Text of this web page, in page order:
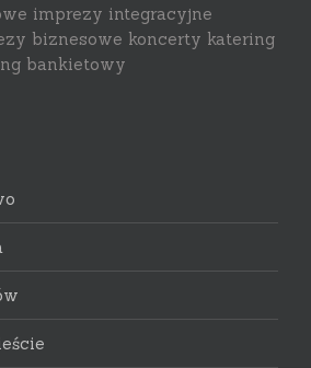
imprezy integracyjne
biznesowe koncerty katering
bankietowy